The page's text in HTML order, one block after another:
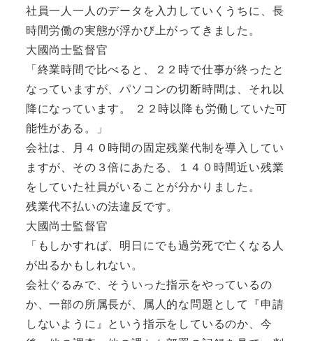
社員一人一人のデータを入力していくうちに、長
時間労働の実態が浮かび上がってきました。
大國尚士監督官
「終業時間で比べると、２２時で仕事が終ったと
なっていますが、パソコンの切断時間は、それ以
降になっています。 ２２時以降も労働していた可
能性がある。」
会社は、月４０時間の固定残業代制を導入してい
ますが、その３倍にあたる、１４０時間近い残業
をしていた社員がいることが分かりました。
残業代不払いの法違反です。
大國尚士監督官
「もしかすれば、明日にでも過労死で亡くなる人
が出るかもしれない。
会社ぐるみで、そういった指示をやっているの
か、一部の所属長が、属人的な問題として『申請
しないように』という指示をしているのか、今